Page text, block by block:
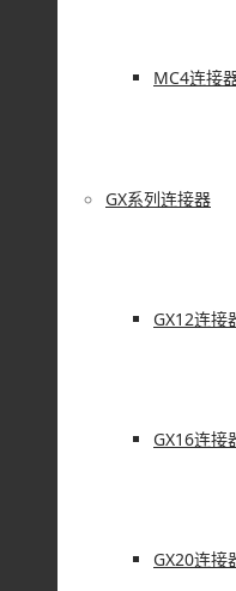
MC4连接
GX系列连接器
GX12连接
GX16连接
GX20连接